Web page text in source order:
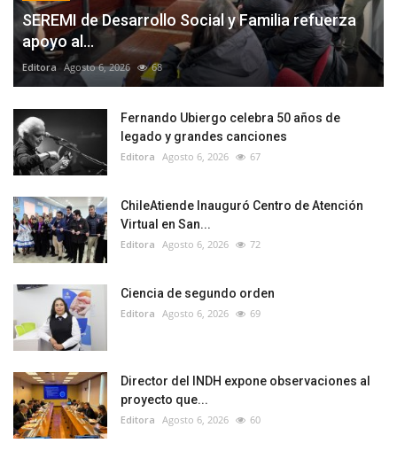
SEREMI de Desarrollo Social y Familia refuerza
apoyo al...
Editora Agosto 6, 2026 68
Fernando Ubiergo celebra 50 años de
legado y grandes canciones
Editora Agosto 6, 2026 67
ChileAtiende Inauguró Centro de Atención
Virtual en San...
Editora Agosto 6, 2026 72
Ciencia de segundo orden
Editora Agosto 6, 2026 69
Director del INDH expone observaciones al
proyecto que...
Editora Agosto 6, 2026 60